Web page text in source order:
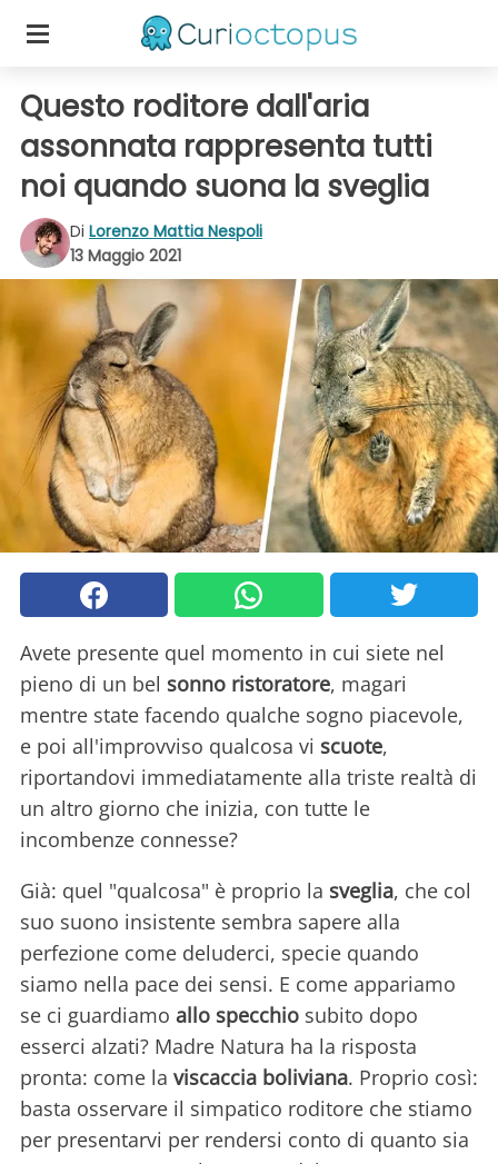
Questo roditore dall'aria
assonnata rappresenta tutti
noi quando suona la sveglia
Di Lorenzo Mattia Nespoli
13 Maggio 2021
Avete presente quel momento in cui siete nel
pieno di un bel sonno ristoratore, magari
mentre state facendo qualche sogno piacevole,
e poi all'improvviso qualcosa vi scuote,
riportandovi immediatamente alla triste realtà di
un altro giorno che inizia, con tutte le
incombenze connesse?
Già: quel "qualcosa" è proprio la sveglia, che col
suo suono insistente sembra sapere alla
perfezione come deluderci, specie quando
siamo nella pace dei sensi. E come appariamo
se ci guardiamo allo specchio subito dopo
esserci alzati? Madre Natura ha la risposta
pronta: come la viscaccia boliviana. Proprio così:
basta osservare il simpatico roditore che stiamo
per presentarvi per rendersi conto di quanto sia